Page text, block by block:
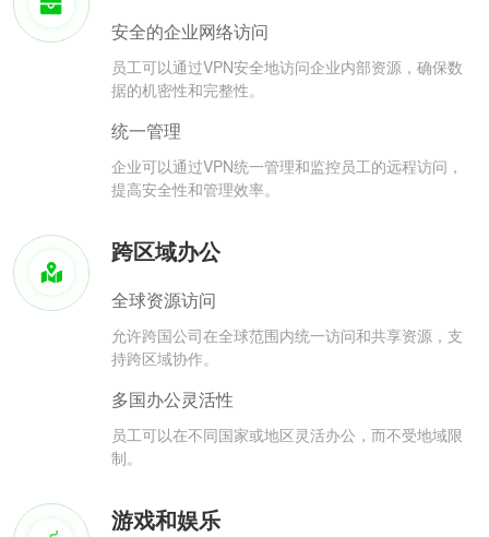
安全的企业网络访问
员工可以通过VPN安全地访问企业内部资源，确保数
据的机密性和完整性。
统一管理
企业可以通过VPN统一管理和监控员工的远程访问，
提高安全性和管理效率。
跨区域办公
全球资源访问
允许跨国公司在全球范围内统一访问和共享资源，支
持跨区域协作。
多国办公灵活性
员工可以在不同国家或地区灵活办公，而不受地域限
制。
游戏和娱乐